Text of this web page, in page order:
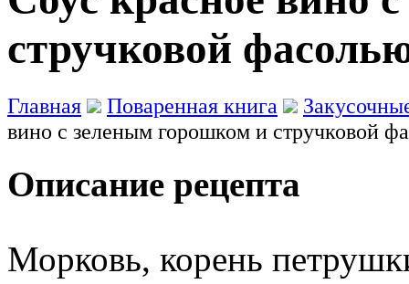
стручковой
Главная Поваренная книга
вино с зеленым горошком и стручковой
Описание рецепта
Морковь, корень